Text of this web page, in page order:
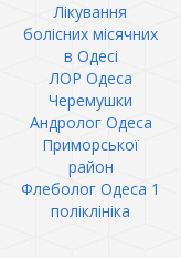
Лікування
болісних місячних
в Одесі
ЛОР Одеса
Черемушки
Андролог Одеса
Приморської
район
Флеболог Одеса 1
поліклініка